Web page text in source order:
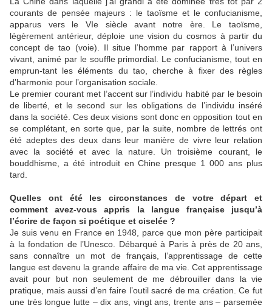
courants de pensée majeurs : le taoïsme et le confucianisme,
apparus vers le VIe siècle avant notre ère. Le taoïsme,
légèrement antérieur, déploie une vision du cosmos à partir du
concept de tao (voie). Il situe l’homme par rapport à l’univers
vivant, animé par le souffle primordial. Le confucianisme, tout en
emprun-tant les éléments du tao, cherche à fixer des règles
d’harmonie pour l’organisation sociale.
Le premier courant met l’accent sur l’individu habité par le besoin
de liberté, et le second sur les obligations de l’individu inséré
dans la société. Ces deux visions sont donc en opposition tout en
se complétant, en sorte que, par la suite, nombre de lettrés ont
été adeptes des deux dans leur manière de vivre leur relation
avec la société et avec la nature. Un troisième courant, le
bouddhisme, a été introduit en Chine presque 1 000 ans plus
tard.
Quelles ont été les circonstances de votre départ et
comment avez-vous appris la langue française jusqu’à
l’écrire de façon si poétique et ciselée ?
Je suis venu en France en 1948, parce que mon père participait
à la fondation de l’Unesco. Débarqué à Paris à près de 20 ans,
sans connaître un mot de français, l’apprentissage de cette
langue est devenu la grande affaire de ma vie. Cet apprentissage
avait pour but non seulement de me débrouiller dans la vie
pratique, mais aussi d’en faire l’outil sacré de ma création. Ce fut
une très longue lutte – dix ans, vingt ans, trente ans – parsemée